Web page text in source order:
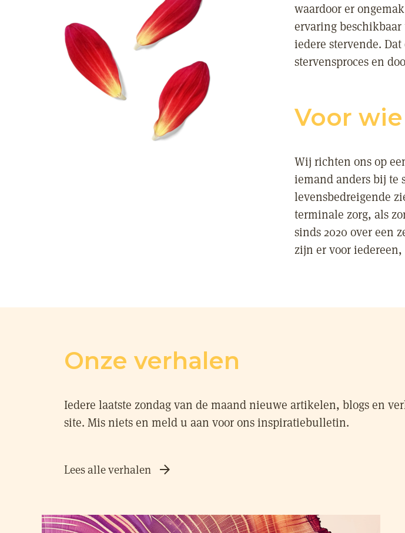
waardoor er
ervaring
iedere stervende.
stervensproces en
Voor wie
Wij richten ons op
iemand anders bij te
levensbedreigende
terminale zorg, als
sinds 2020 over een
zijn er voor
Onze verhalen
Iedere laatste zondag van de maand nieuwe artikelen, blogs en
site. Mis niets en meld u aan voor ons inspiratiebulletin.
Lees alle verhalen